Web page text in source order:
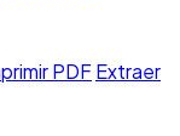
PDFExtraer